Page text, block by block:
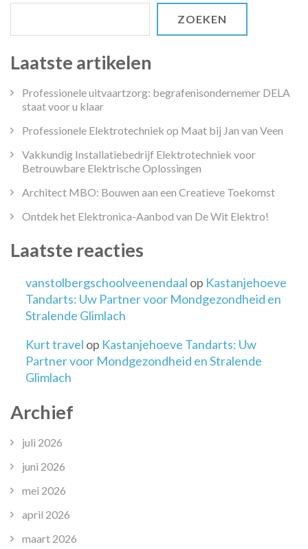
ZOEKEN
Laatste artikelen
Professionele uitvaartzorg: begrafenisondernemer DELA
staat voor u klaar
Professionele Elektrotechniek op Maat bij Jan van Veen
Vakkundig Installatiebedrijf Elektrotechniek voor
Betrouwbare Elektrische Oplossingen
Architect MBO: Bouwen aan een Creatieve Toekomst
Ontdek het Elektronica-Aanbod van De Wit Elektro!
Laatste reacties
vanstolbergschoolveenendaal op Kastanjehoeve
Tandarts: Uw Partner voor Mondgezondheid en
Stralende Glimlach
Kurt travel op Kastanjehoeve Tandarts: Uw
Partner voor Mondgezondheid en Stralende
Glimlach
Archief
juli 2026
juni 2026
mei 2026
april 2026
maart 2026